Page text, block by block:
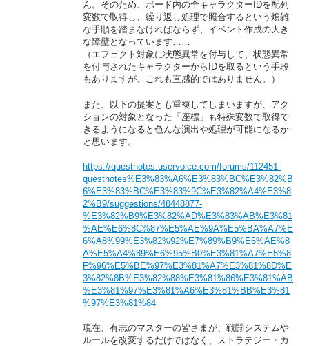
ん。そのため、ボード内の全キャラクターIDを配列
変数で取得し、繰り返し処理で照合するという煩雑
な手順を踏まなければならず、イベント作成の大き
な障壁となっています……
（エフェクト対象に状態異常を付与して、状態異常
を付与されたキャラクターからIDを取るという手段
もありますが、これも直感的ではありません。）
また、以下の提案とも重複してしまいますが、アク
ションの対象となった「座標」も特殊変数で取得で
きるようになると色んな演出や処理が可能になるか
と思います。
https://questnotes.uservoice.com/forums/112451-
questnotes%E3%83%A6%E3%83%BC%E3%82%B
6%E3%83%BC%E3%83%9C%E3%82%A4%E3%8
2%B9/suggestions/48448877-
%E3%82%B9%E3%82%AD%E3%83%AB%E3%81
%AE%E6%8C%87%E5%AE%9A%E5%BA%A7%E
6%A8%99%E3%82%92%E7%89%B9%E6%AE%8
A%E5%A4%89%E6%95%B0%E3%81%A7%E5%8
F%96%E5%BE%97%E3%81%A7%E3%81%8D%E
3%82%8B%E3%82%88%E3%81%86%E3%81%AB
%E3%81%97%E3%81%A6%E3%81%BB%E3%81
%97%E3%81%84
現在、有志のマスターの皆さまが、戦闘システムや
ルールを改変するだけではなく、ストラテジー・カ